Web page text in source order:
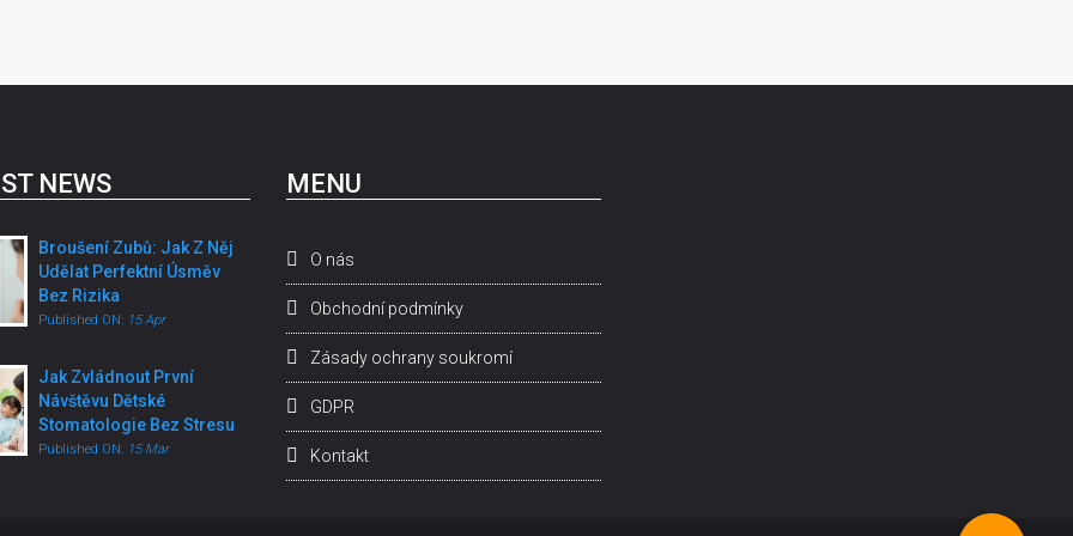
NEWS
Broušení Zubů: Jak Z Něj
Udělat Perfektní Úsměv
Bez Rizika
Published ON: 15 Apr
Jak Zvládnout První
Návštěvu Dětské
Stomatologie Bez Stresu
Published ON: 15 Mar
MENU
O nás
Obchodní podmínky
Zásady ochrany soukromí
GDPR
Kontakt